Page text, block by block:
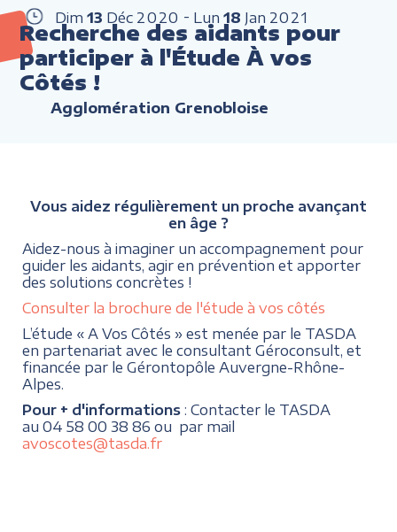
Dim 13 Déc 2020 Lun 18 Jan 2021
Recherche des aidants pour
participer à l'Étude À vos
Côtés !
Agglomération Grenobloise
Vous aidez régulièrement un proche avançant
en âge ?
Aidez-nous à imaginer un accompagnement pour
guider les aidants, agir en prévention et apporter
des solutions concrètes !
Consulter la brochure de l'étude à vos côtés
L’étude « A Vos Côtés » est menée par le TASDA
en partenariat avec le consultant Géroconsult, et
financée par le Gérontopôle Auvergne-Rhône-
Alpes.
Pour + d'informations : Contacter le TASDA
au 04 58 00 38 86 ou par mail
avoscotes@tasda.fr